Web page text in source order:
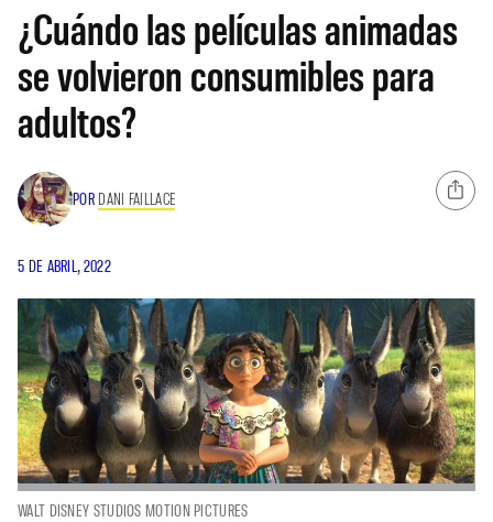
¿Cuándo las películas animadas
se volvieron consumibles para
adultos?
POR DANI FAILLACE
5 DE ABRIL, 2022
WALT DISNEY STUDIOS MOTION PICTURES